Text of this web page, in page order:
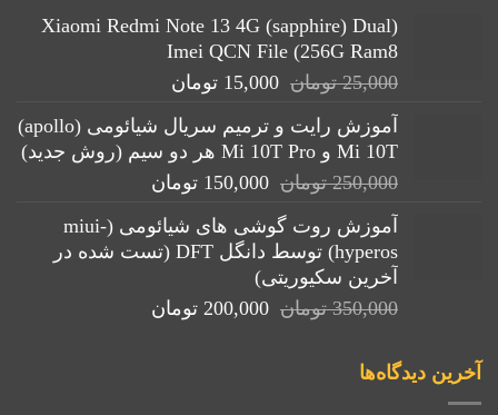
(Xiaomi Redmi Note 13 4G (sapphire) Dual
Imei QCN File (256G Ram8
25,000 تومان قیمت
25,000 تومان
بود.
15,000 تومان
15,000 تومان.
آموزش رایت و ترمیم سریال شیائومی (apollo)
Mi 10T و Mi 10T Pro هر دو سیم (روش جدید)
250,000 تومان قیمت
250,000 تومان
بود.
150,000 تومان
150,000 تومان.آموزش روت گوشی های شیائومی (miui-
hyperos) توسط دانگل DFT (تست شده در
آخرین سکیوریتی)
350,000 تومان قیمت
200,000 تومان
آخرین دیدگاه‌ها